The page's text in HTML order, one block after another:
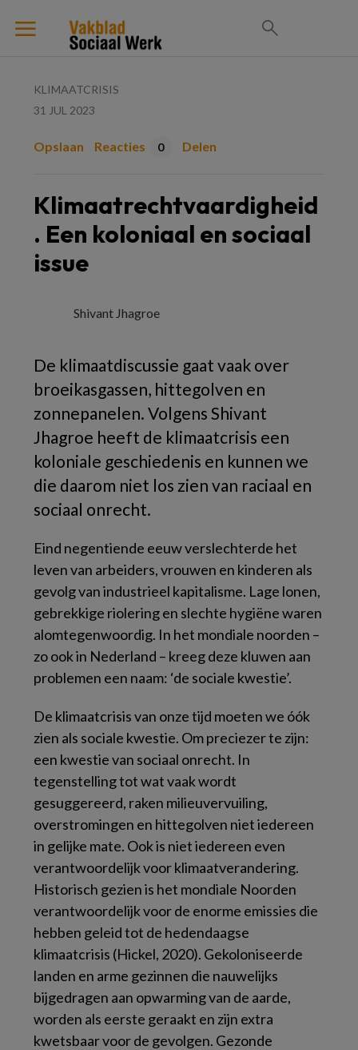
KLIMAATCRISIS
31 JUL 2023
Opslaan Reacties 0 Delen
Klimaatrechtvaardigheid
. Een koloniaal en sociaal
issue
Shivant Jhagroe
De klimaatdiscussie gaat vaak over
broeikasgassen, hittegolven en
zonnepanelen. Volgens Shivant
Jhagroe heeft de klimaatcrisis een
koloniale geschiedenis en kunnen we
die daarom niet los zien van raciaal en
sociaal onrecht.
Eind negentiende eeuw verslechterde het
leven van arbeiders, vrouwen en kinderen als
gevolg van industrieel kapitalisme. Lage lonen,
gebrekkige riolering en slechte hygiëne waren
alomtegenwoordig. In het mondiale noorden –
zo ook in Nederland – kreeg deze kluwen aan
problemen een naam: ‘de sociale kwestie’.
De klimaatcrisis van onze tijd moeten we óók
zien als sociale kwestie. Om preciezer te zijn:
een kwestie van sociaal onrecht. In
tegenstelling tot wat vaak wordt
gesuggereerd, raken milieuvervuiling,
overstromingen en hittegolven niet iedereen
in gelijke mate. Ook is niet iedereen even
verantwoordelijk voor klimaatverandering.
Historisch gezien is het mondiale Noorden
verantwoordelijk voor de enorme emissies die
hebben geleid tot de hedendaagse
klimaatcrisis (Hickel, 2020). Gekoloniseerde
landen en arme gezinnen die nauwelijks
bijgedragen aan opwarming van de aarde,
worden als eerste geraakt en zijn extra
kwetsbaar voor de gevolgen. Gezonde